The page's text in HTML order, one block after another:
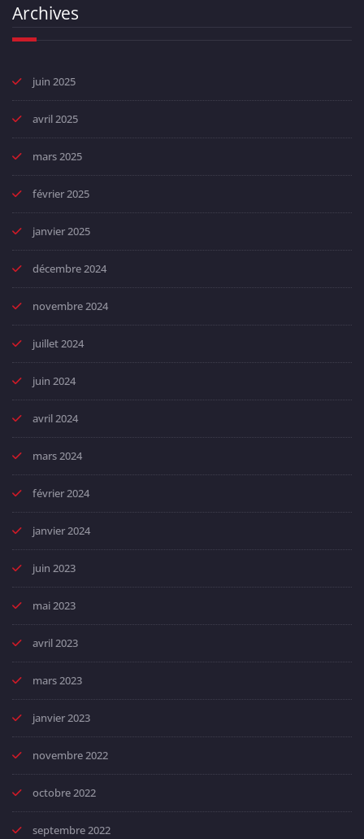
Archives
juin 2025
avril 2025
mars 2025
février 2025
janvier 2025
décembre 2024
novembre 2024
juillet 2024
juin 2024
avril 2024
mars 2024
février 2024
janvier 2024
juin 2023
mai 2023
avril 2023
mars 2023
janvier 2023
novembre 2022
octobre 2022
septembre 2022